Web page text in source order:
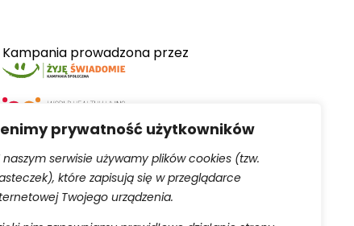
prywatność użytkowników
naszym serwisie używamy plików cookies (tzw.
które zapisują się w przeglądarce
Twojego urządzenia.
Kampania prowadzona przez
Serwis obsługiwany przez